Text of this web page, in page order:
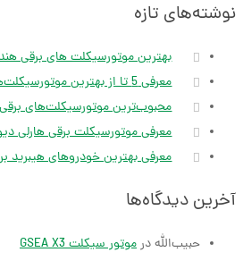
نوشته‌های تازه
بهترین موتورسیکلت های برقی
معرفی 5 تا از بهترین موتورسیکلت‌های برقی تریل مخصوص آفرود
محبوب‌ترین موتورسیکلت‌های برقی
معرفی موتورسیکلت برقی هارلی
معرفی بهترین خودروهای هیبرید
آخرین دیدگاه‌ها
حبیب‌اللهدرموتور سیکلت GSEA X3